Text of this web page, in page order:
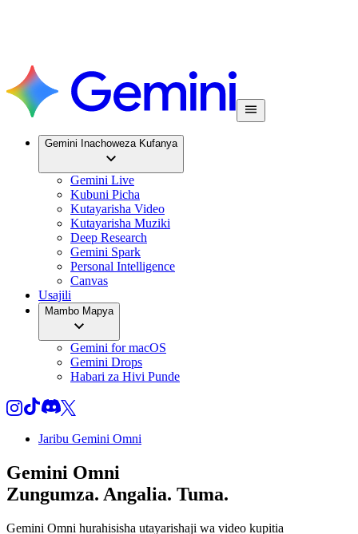
Gemini Inachoweza Kufanya
Gemini Live
Kubuni Picha
Kutayarisha Video
Kutayarisha Muziki
Deep Research
Gemini Spark
Personal Intelligence
Canvas
Usajili
Mambo Mapya
Gemini for macOS
Gemini Drops
Habari za Hivi Punde
Jaribu Gemini Omni
Gemini Omni
Zungumza. Angalia. Tuma.
Gemini Omni hurahisisha utayarishaji wa video kupitia